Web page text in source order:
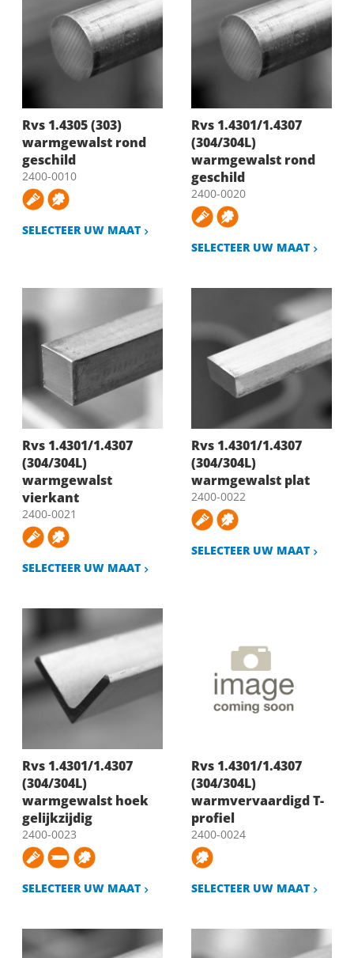
Rvs 1.4305 (303)
warmgewalst rond
geschild
2400-0010
SELECTEER UW MAAT
Rvs 1.4301/1.4307
(304/304L)
warmgewalst rond
geschild
2400-0020
SELECTEER UW MAAT
Rvs 1.4301/1.4307
(304/304L)
warmgewalst
vierkant
2400-0021
SELECTEER UW MAAT
Rvs 1.4301/1.4307
(304/304L)
warmgewalst plat
2400-0022
SELECTEER UW MAAT
Rvs 1.4301/1.4307
(304/304L)
warmgewalst hoek
gelijkzijdig
2400-0023
SELECTEER UW MAAT
Rvs 1.4301/1.4307
(304/304L)
warmvervaardigd T-
profiel
2400-0024
SELECTEER UW MAAT